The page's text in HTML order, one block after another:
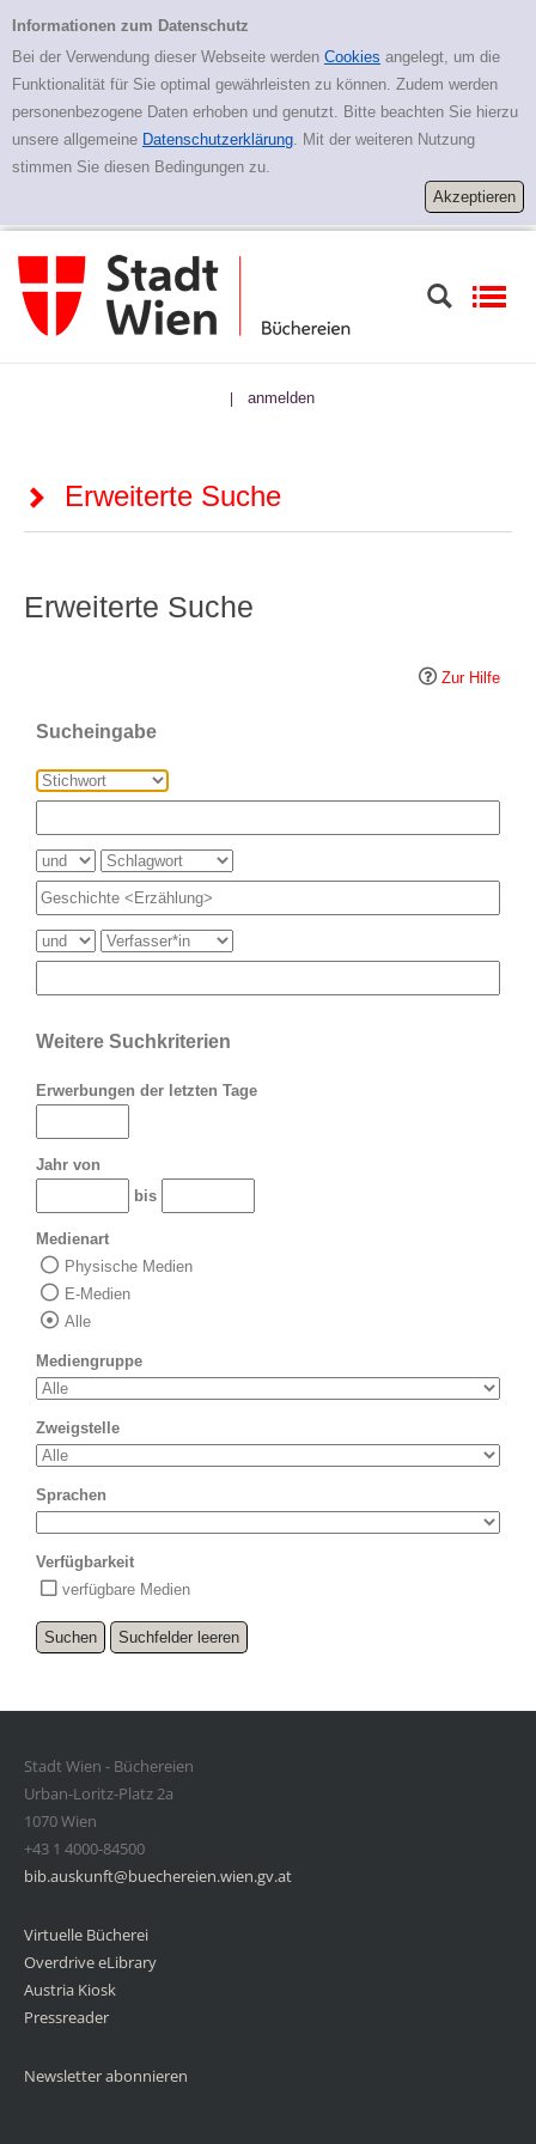
Erweiterte Suche
Informationen zum Datenschutz
Bei der Verwendung dieser Webseite werden Cookies angelegt, um die
Funktionalität für Sie optimal gewährleisten zu können. Zudem werden
personenbezogene Daten erhoben und genutzt. Bitte beachten Sie hierzu
unsere allgemeine Datenschutzerklärung. Mit der weiteren Nutzung
stimmen Sie diesen Bedingungen zu.
| anmelden
Erweiterte Suche
Erweiterte Suche
Zur Hilfe
Sucheingabe
Weitere Suchkriterien
Erwerbungen der letzten Tage
Jahr von
bis
Medienart
Physische Medien
E-Medien
Alle
Mediengruppe
Zweigstelle
Sprachen
Verfügbarkeit
verfügbare Medien
Stadt Wien - Büchereien
Urban-Loritz-Platz 2a
1070 Wien
+43 1 4000-84500
bib.auskunft@buechereien.wien.gv.at
Virtuelle Bücherei
Overdrive eLibrary
Austria Kiosk
Pressreader
Newsletter abonnieren